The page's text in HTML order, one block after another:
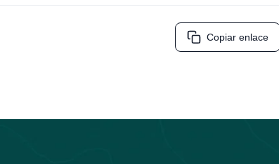
Copiar enlace